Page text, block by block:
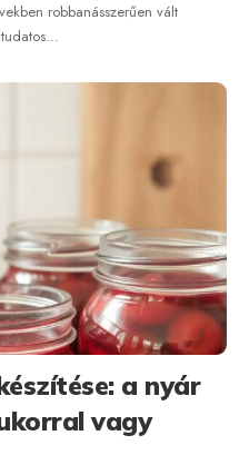
robbanásszerűen vált
a nyár
vagy